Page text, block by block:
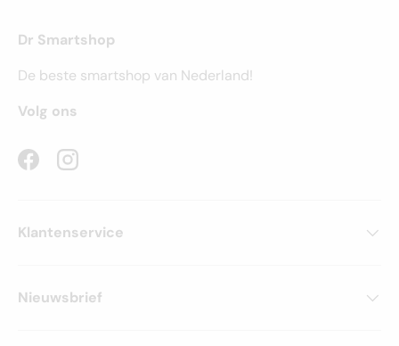
Dr Smartshop
De beste smartshop van Nederland!
Volg ons
FacebookInstagram
Klantenservice
Nieuwsbrief